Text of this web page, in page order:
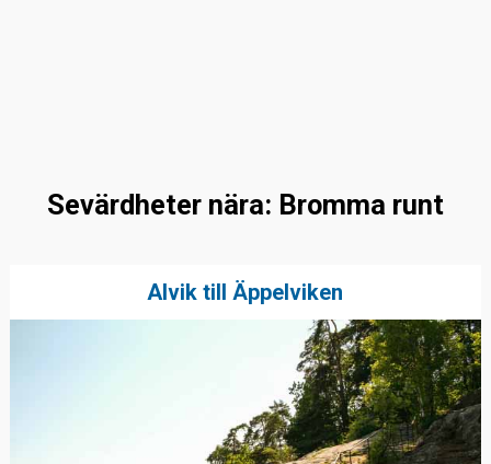
Sevärdheter nära: Bromma runt
Alvik till Äppelviken